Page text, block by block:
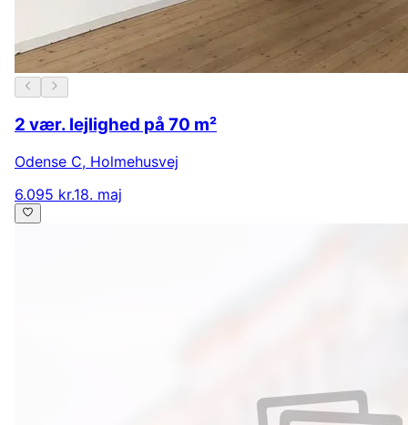
2 vær. lejlighed på 70 m²
Odense C, Holmehusvej
6.095 kr.18. maj